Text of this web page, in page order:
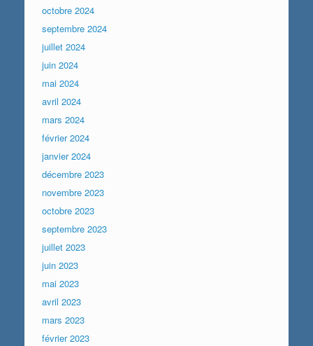
octobre 2024
septembre 2024
juillet 2024
juin 2024
mai 2024
avril 2024
mars 2024
février 2024
janvier 2024
décembre 2023
novembre 2023
octobre 2023
septembre 2023
juillet 2023
juin 2023
mai 2023
avril 2023
mars 2023
février 2023